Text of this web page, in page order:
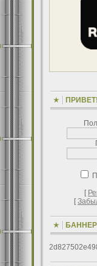
ПРИВЕТ!
[
[